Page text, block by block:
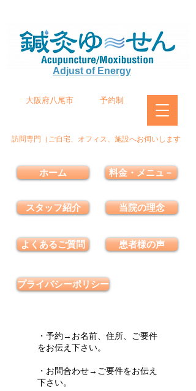
Adjust of Energy
大阪府八尾市 予約制
訪問専門（ご自宅、オフィス、施設へお伺いします
ホーム
スタッフ紹介
よくあるご質問
料金・メニュ－
当院の理念
患者様の声
プライバシーポリシー
・予約→お名前、住所、ご要件
をお伝え下さい。
・お問合わせ→ご要件をお伝え
下さい。